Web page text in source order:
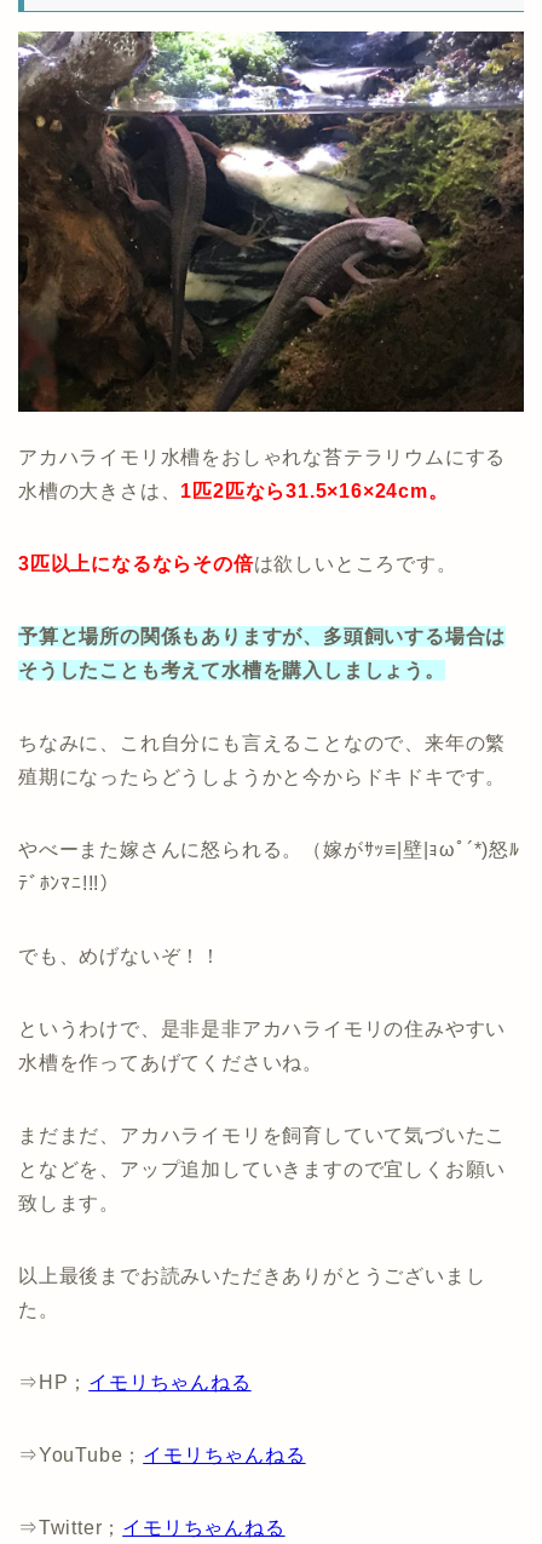
アカハライモリ水槽をおしゃれな苔テラリウムにする
水槽の大きさは、 1匹2匹なら31.5×16×24cm。
3匹以上になるならその倍は欲しいところです。
予算と場所の関係もありますが、多頭飼いする場合は
そうしたことも考えて水槽を購入しましょう。
ちなみに、これ自分にも言えることなので、来年の繁
殖期になったらどうしようかと今からドキドキです。
やべーまた嫁さんに怒られる。（嫁がｻｯ≡|壁|ｮωﾟ´*)怒ﾙ
ﾃﾞﾎﾝﾏﾆ!!!）
でも、めげないぞ！！
というわけで、是非是非アカハライモリの住みやすい
水槽を作ってあげてくださいね。
まだまだ、アカハライモリを飼育していて気づいたこ
となどを、アップ追加していきますので宜しくお願い
致します。
以上最後までお読みいただきありがとうございまし
た。
⇒HP； イモリちゃんねる
⇒YouTube； イモリちゃんねる
⇒Twitter； イモリちゃんねる